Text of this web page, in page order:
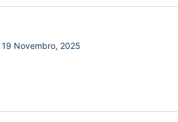
19 Novembro, 2025